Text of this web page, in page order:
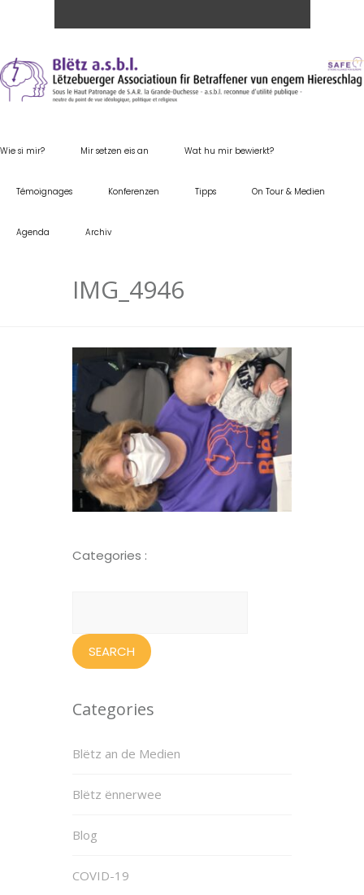
Wie si mir? Mir setzen eis an Wat hu mir bewierkt?
Témoignages Konferenzen Tipps On Tour & Medien
Agenda Archiv
IMG_4946
Categories :
Categories
Blëtz an de Medien
Blëtz ënnerwee
Blog
COVID-19